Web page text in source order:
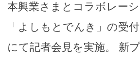
本興業さまとコラボレー
「よしもとでんき」の受
にて記者会見を実施。 新